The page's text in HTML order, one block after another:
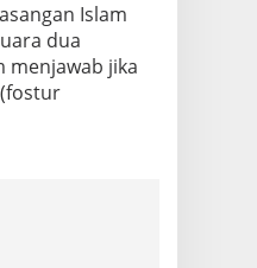
Islam
dua
menjawab jika